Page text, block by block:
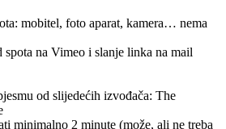
mobitel, foto aparat, kamera… nema
spota na Vimeo i slanje linka na mail
od slijedećih izvođača: The
minimalno 2 minute (može, ali ne treba